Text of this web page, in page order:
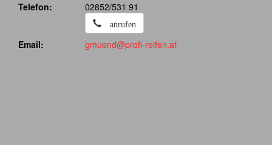
Telefon:
02852/531 91
anrufen
Email: gmuend@profi-reifen.at